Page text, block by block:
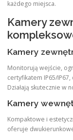
każdego miejsca.
Kamery
Kamery
Monitorują wejście,
certyfikatem IP65/
Działają skutecznie w
Kamery
Kompaktowe i
oferuje